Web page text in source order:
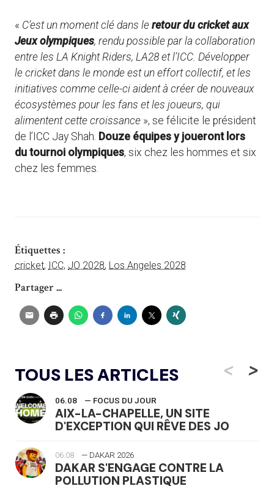
« C’est un moment clé dans le retour du cricket aux
Jeux olympiques, rendu possible par la collaboration
entre les LA Knight Riders, LA28 et l’ICC. Développer
le cricket dans le monde est un effort collectif, et les
initiatives comme celle-ci aident à créer de nouveaux
écosystèmes pour les fans et les joueurs, qui
alimentent cette croissance », se félicite le président
de l’ICC Jay Shah. Douze équipes y joueront lors
du tournoi olympiques, six chez les hommes et six
chez les femmes.
Étiquettes :
cricket, ICC, JO 2028, Los Angeles 2028
Partager ...
TOUS LES ARTICLES <
06.08 — FOCUS DU JOUR
AIX-LA-CHAPELLE, UN SITE
D'EXCEPTION QUI RÊVE DES JO
06.08 — DAKAR 2026
DAKAR S'ENGAGE CONTRE LA
POLLUTION PLASTIQUE
>